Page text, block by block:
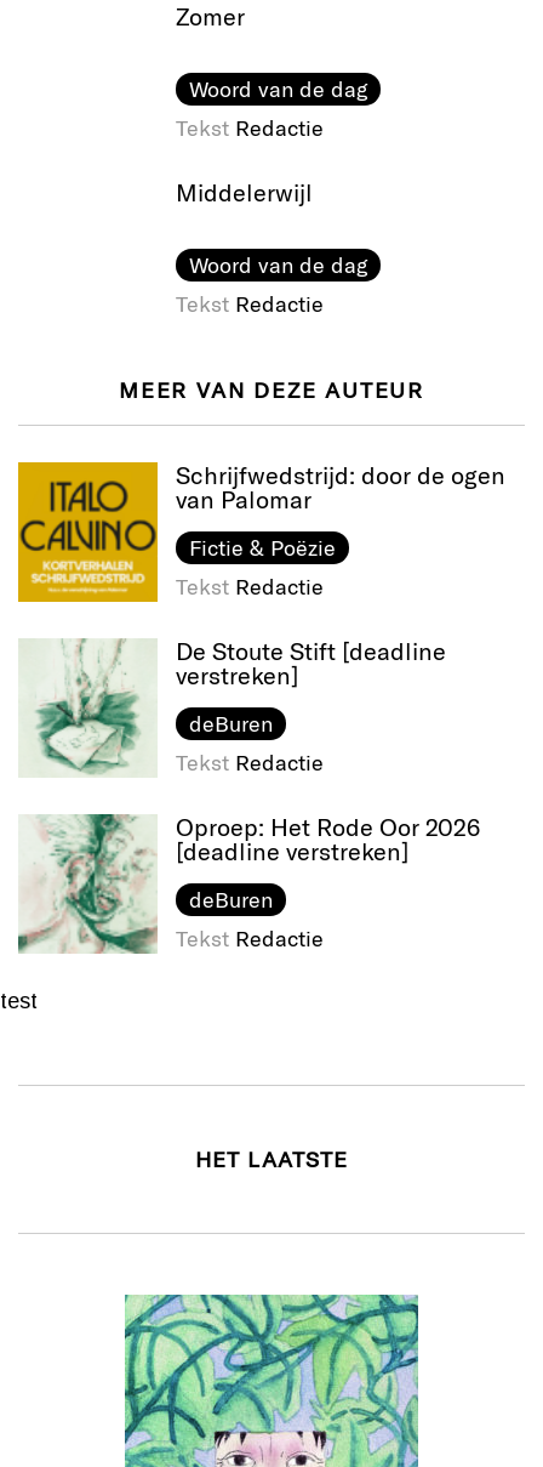
Zomer
Woord van de dag
Tekst Redactie
Middelerwijl
Woord van de dag
Tekst Redactie
MEER VAN DEZE AUTEUR
Schrijfwedstrijd: door de ogen
van Palomar
Fictie & Poëzie
Tekst Redactie
De Stoute Stift [deadline
verstreken]
deBuren
Tekst Redactie
Oproep: Het Rode Oor 2026
[deadline verstreken]
deBuren
Tekst Redactie
test
HET LAATSTE